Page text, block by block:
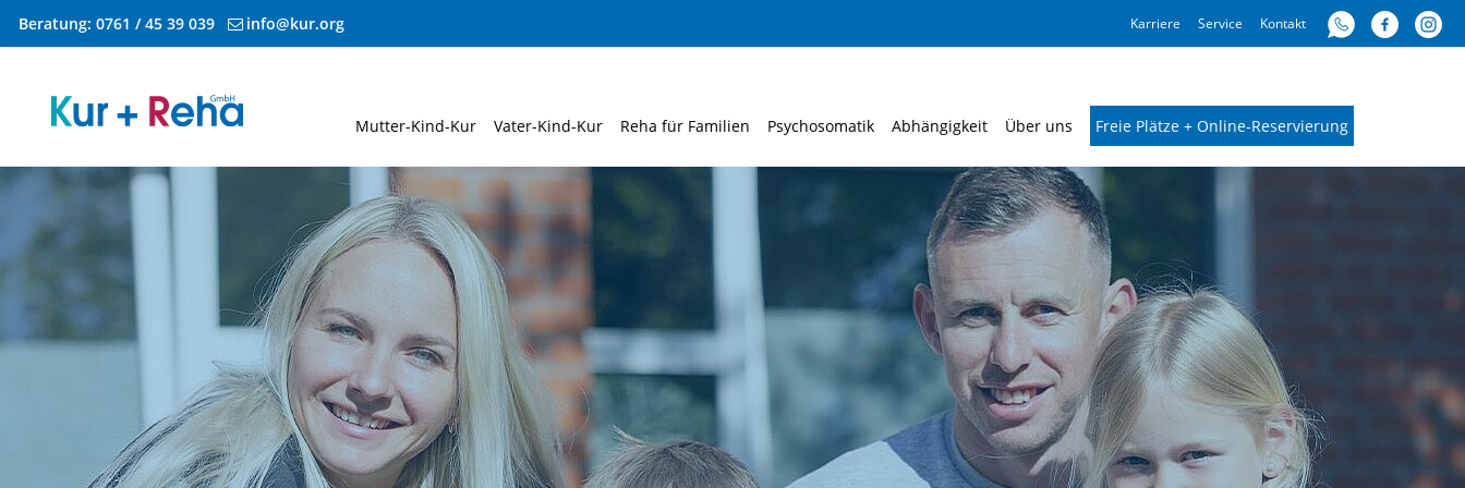
Beratung: 0761 / 45 39 039 info@kur.org Karriere Service Kontakt
Mutter-Kind-Kur Vater-Kind-Kur Reha für Familien Psychosomatik Abhängigkeit Über uns Freie Plätze + Online-Reservierung